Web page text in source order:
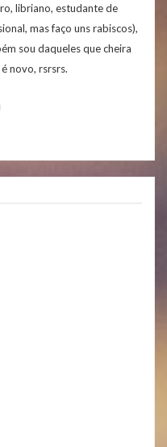
libriano, estudante de
mas faço uns rabiscos),
sou daqueles que cheira
novo, rsrsrs.